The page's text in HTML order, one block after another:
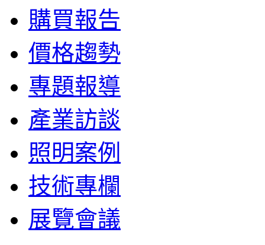
購買報告
價格趨勢
專題報導
產業訪談
照明案例
技術專欄
展覽會議